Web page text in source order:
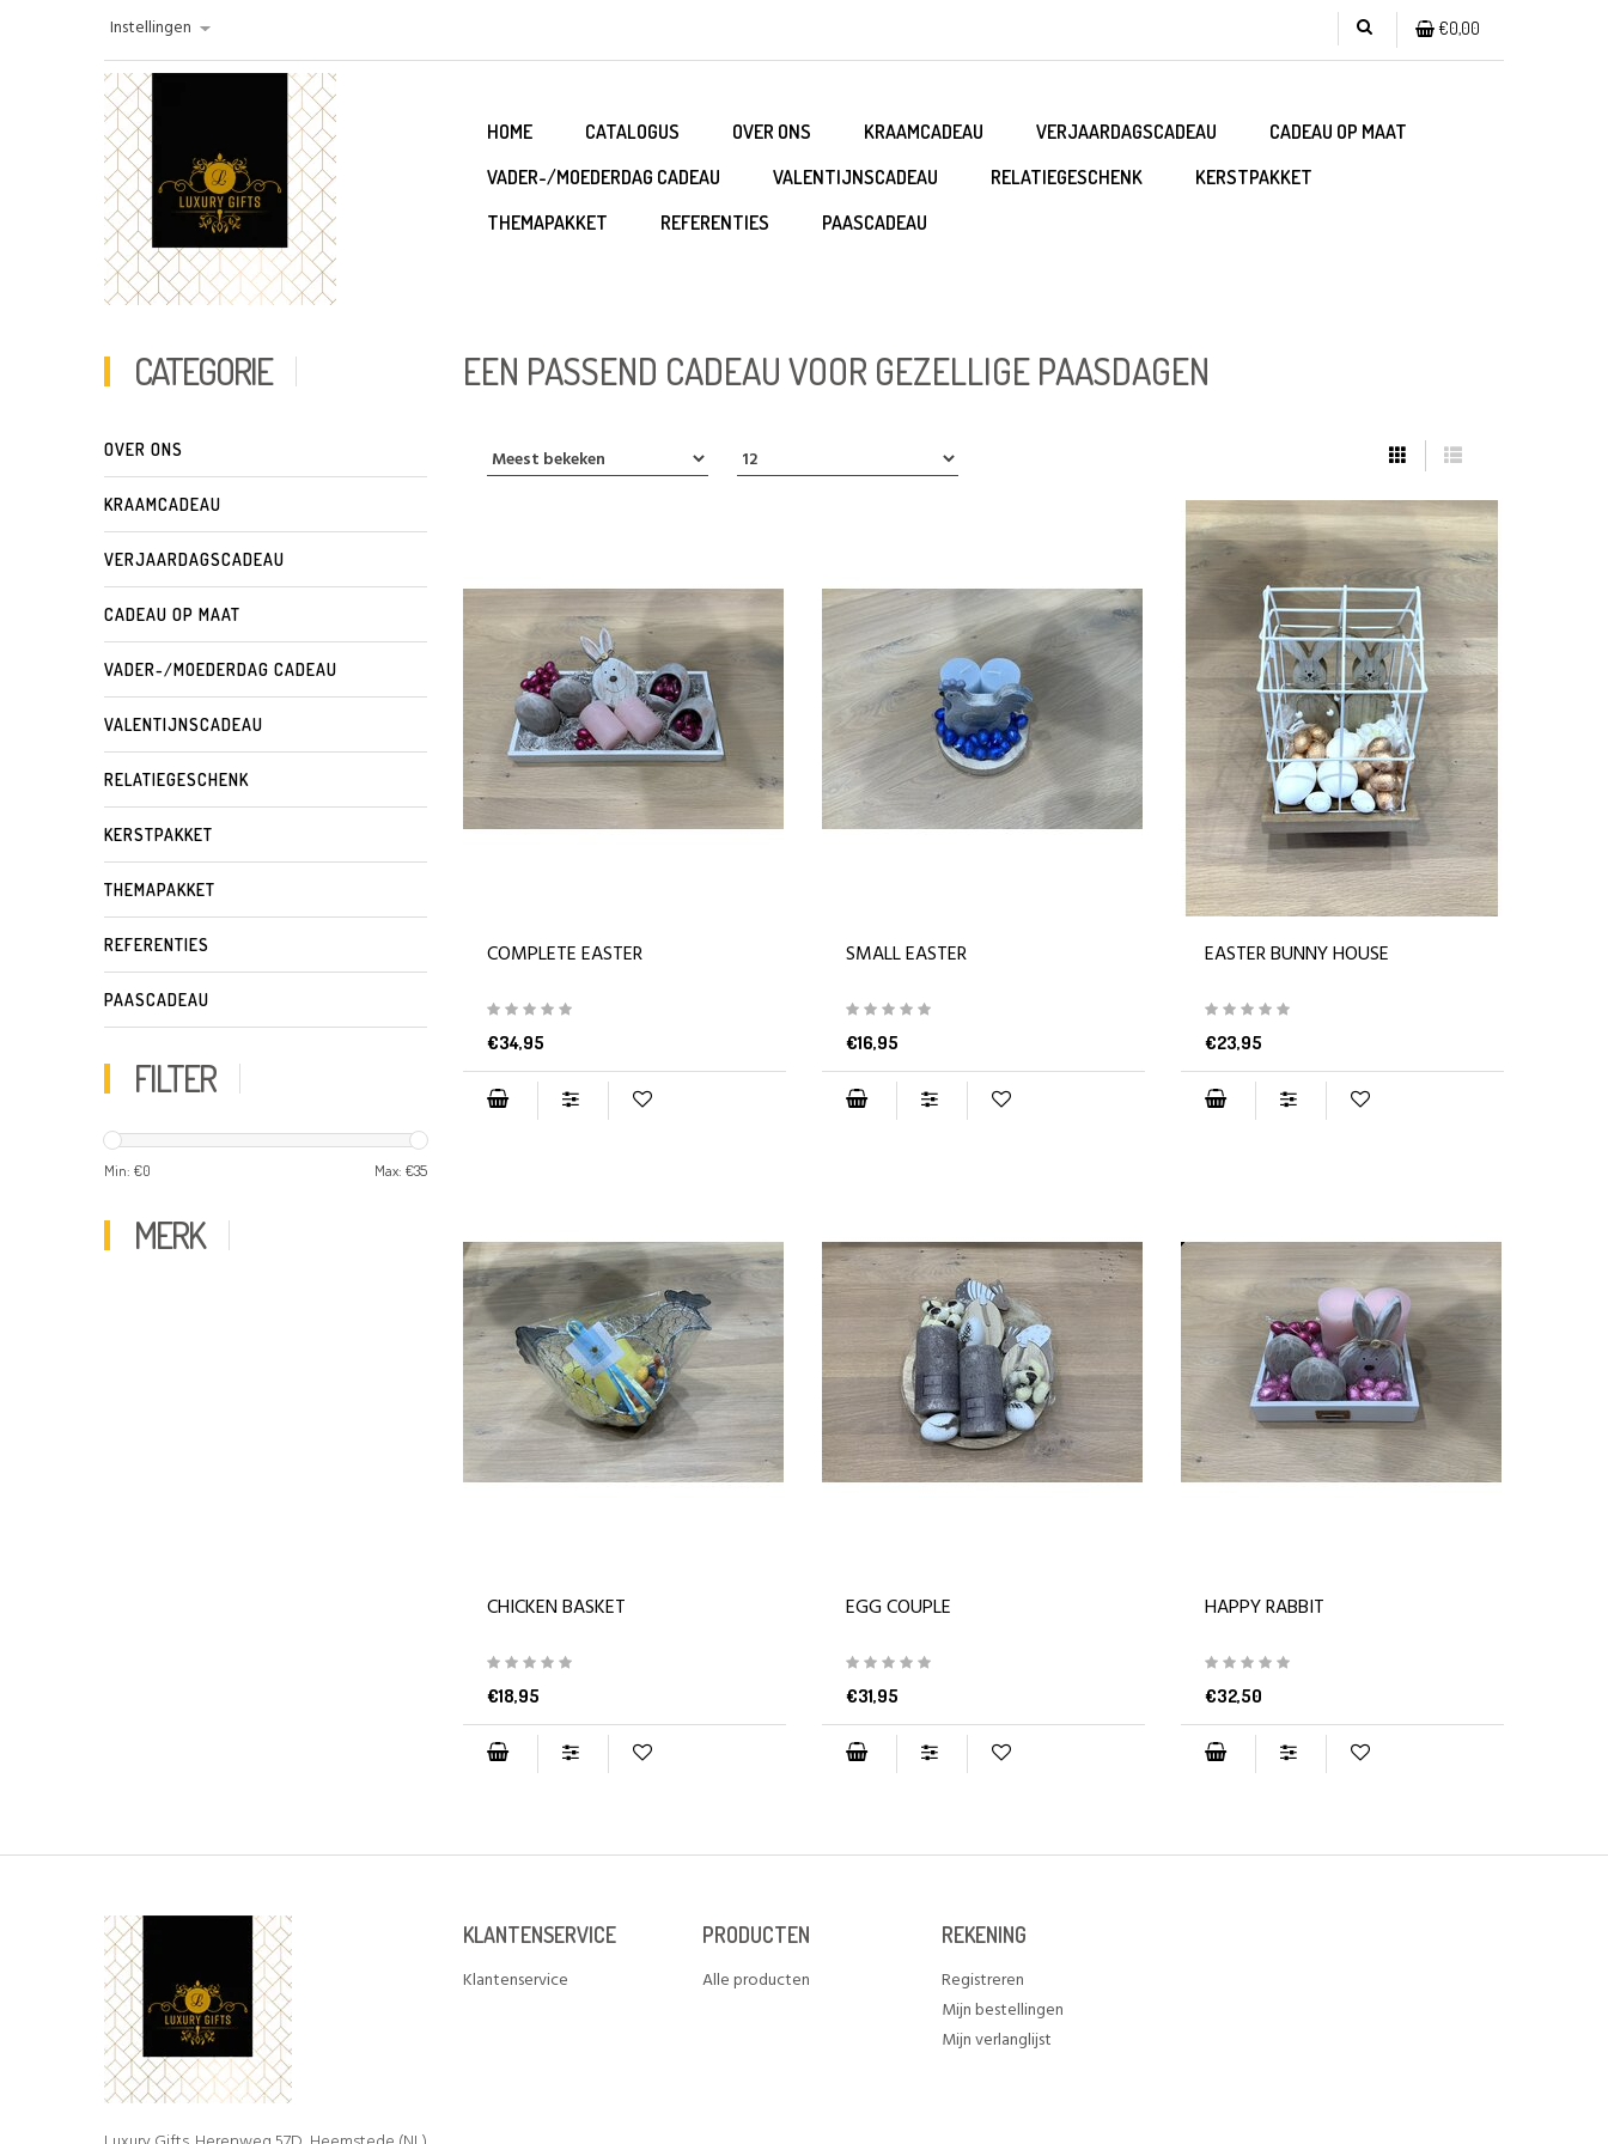
€0,00
Instellingen
HOME CATALOGUS OVER ONS KRAAMCADEAU VERJAARDAGSCADEAU
CADEAU OP MAAT
VADER-/MOEDERDAG CADEAU
VALENTIJNSCADEAU RELATIEGESCHENK
KERSTPAKKET
THEMAPAKKET
REFERENTIES PAASCADEAU
CATEGORIE
OVER ONS
KRAAMCADEAU
VERJAARDAGSCADEAU
CADEAU OP MAAT
VADER-/MOEDERDAG CADEAU
VALENTIJNSCADEAU
RELATIEGESCHENK
KERSTPAKKET
THEMAPAKKET
REFERENTIES
PAASCADEAU
FILTER
Min: €0 Max: €35
MERK
EEN PASSEND CADEAU VOOR GEZELLIGE PAASDAGEN
COMPLETE EASTER
€34,95
SMALL EASTER
€16,95
EASTER BUNNY HOUSE
€23,95
CHICKEN BASKET
€18,95
EGG COUPLE
€31,95
HAPPY RABBIT
€32,50
KLANTENSERVICE
Klantenservice
PRODUCTEN
Alle producten
REKENING
Registreren
Mijn bestellingen
Mijn verlanglijst